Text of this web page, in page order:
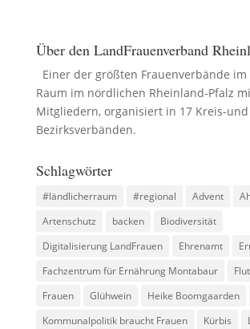
Über den LandFrauenverband
Einer der größten Frauenverbände
Raum im nördlichen Rheinland-Pfalz
Mitgliedern, organisiert in 17 Kreis-und
Bezirksverbänden.
Schlagwörter
#ländlicherraum #regional Advent
Artenschutz
backen
Biodiversität
Digitalisierung LandFrauen
Ehrenamt
Fachzentrum für Ernährung Montabaur
Frauen
Glühwein Heike Boomgaarden
Kommunalpolitik braucht Frauen
Kürbis